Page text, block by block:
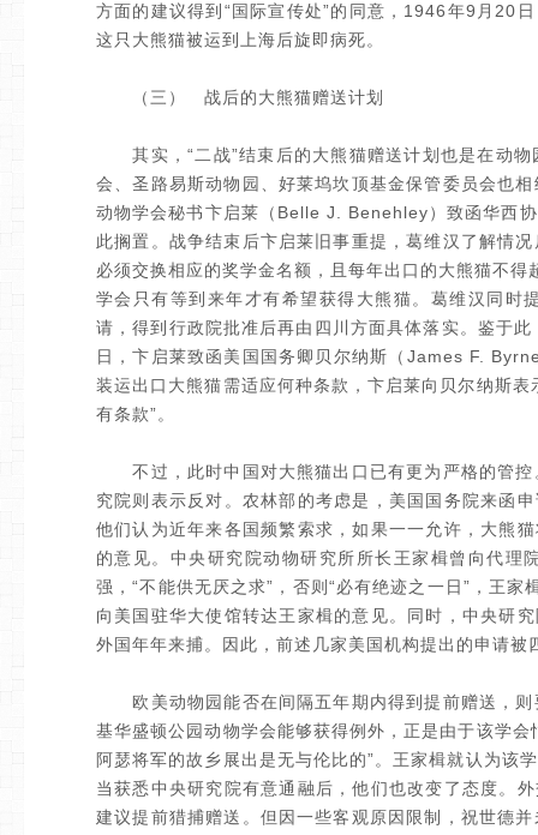
方面的建议得到“国际宣传处”的同意，1946年9月20
这只大熊猫被运到上海后旋即病死。
（三） 战后的大熊猫赠送计划
其实，“二战”结束后的大熊猫赠送计划也是在动物
会、圣路易斯动物园、好莱坞坎顶基金保管委员会也
动物学会秘书卞启莱（Belle J. Benehley）致函华西
此搁置。战争结束后卞启莱旧事重提，葛维汉了解情
必须交换相应的奖学金名额，且每年出口的大熊猫不
学会只有等到来年才有希望获得大熊猫。葛维汉同时
请，得到行政院批准后再由四川方面具体落实。鉴于
日，卞启莱致函美国国务卿贝尔纳斯（James F.
装运出口大熊猫需适应何种条款，卞启莱向贝尔纳斯
有条款”。
不过，此时中国对大熊猫出口已有更为严格的管控
究院则表示反对。农林部的考虑是，美国国务院来函
他们认为近年来各国频繁索求，如果一一允许，大熊
的意见。中央研究院动物研究所所长王家楫曾向代理
强，“不能供无厌之求”，否则“必有绝迹之一日”，王
向美国驻华大使馆转达王家楫的意见。同时，中央研
外国年年来捕。因此，前述几家美国机构提出的申请
欧美动物园能否在间隔五年期内得到提前赠送，则
基华盛顿公园动物学会能够获得例外，正是由于该学
阿瑟将军的故乡展出是无与伦比的”。王家楫就认为该
当获悉中央研究院有意通融后，他们也改变了态度。
建议提前猎捕赠送。但因一些客观原因限制，祝世德